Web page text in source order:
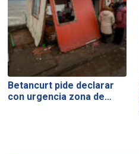
Betancurt pide declarar
con urgencia zona de…